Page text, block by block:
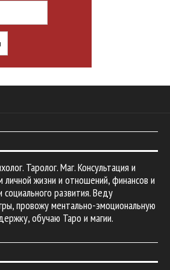
Таролог. Маг. Консультация и
личной жизни и отношений, финансов и
социального развития. Веду
провожу ментально-эмоциональную
обучаю Таро и магии.